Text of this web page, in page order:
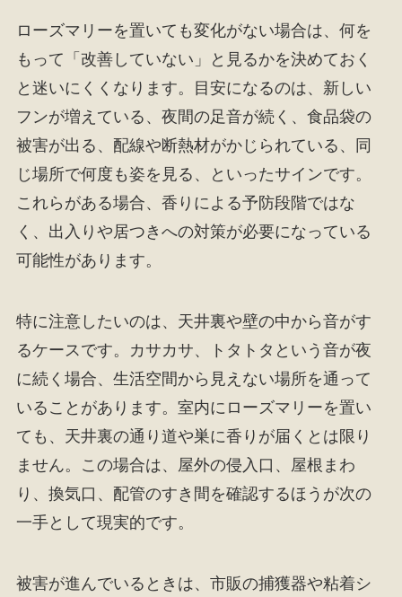
ローズマリーを置いても変化がない場合は、何を
もって「改善していない」と見るかを決めておく
と迷いにくくなります。目安になるのは、新しい
フンが増えている、夜間の足音が続く、食品袋の
被害が出る、配線や断熱材がかじられている、同
じ場所で何度も姿を見る、といったサインです。
これらがある場合、香りによる予防段階ではな
く、出入りや居つきへの対策が必要になっている
可能性があります。
特に注意したいのは、天井裏や壁の中から音がす
るケースです。カサカサ、トタトタという音が夜
に続く場合、生活空間から見えない場所を通って
いることがあります。室内にローズマリーを置い
ても、天井裏の通り道や巣に香りが届くとは限り
ません。この場合は、屋外の侵入口、屋根まわ
り、換気口、配管のすき間を確認するほうが次の
一手として現実的です。
被害が進んでいるときは、市販の捕獲器や粘着シ